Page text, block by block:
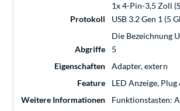
1x 4-Pin-3,5 Zoll
Protokoll
USB 3.2 Gen 1 (5
Die Bezeichnung
Abgriffe
5
Eigenschaften
Adapter, extern
Feature
LED Anzeige,
Weitere Informationen
Funktionstasten: